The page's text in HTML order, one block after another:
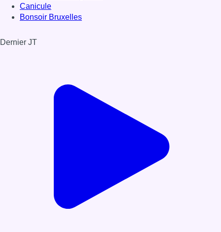
Canicule
Bonsoir Bruxelles
Dernier JT